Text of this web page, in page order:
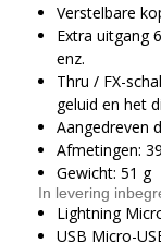
Verstelbare
Extra uitgang
enz.
Thru / FX-
geluid en het
Aangedreven
Afmetingen:
Gewicht: 51 g
In levering
Lightning
USB Micro-